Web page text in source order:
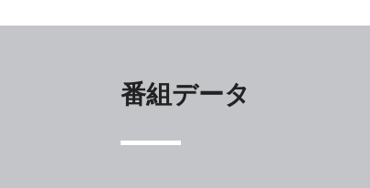
番組データ